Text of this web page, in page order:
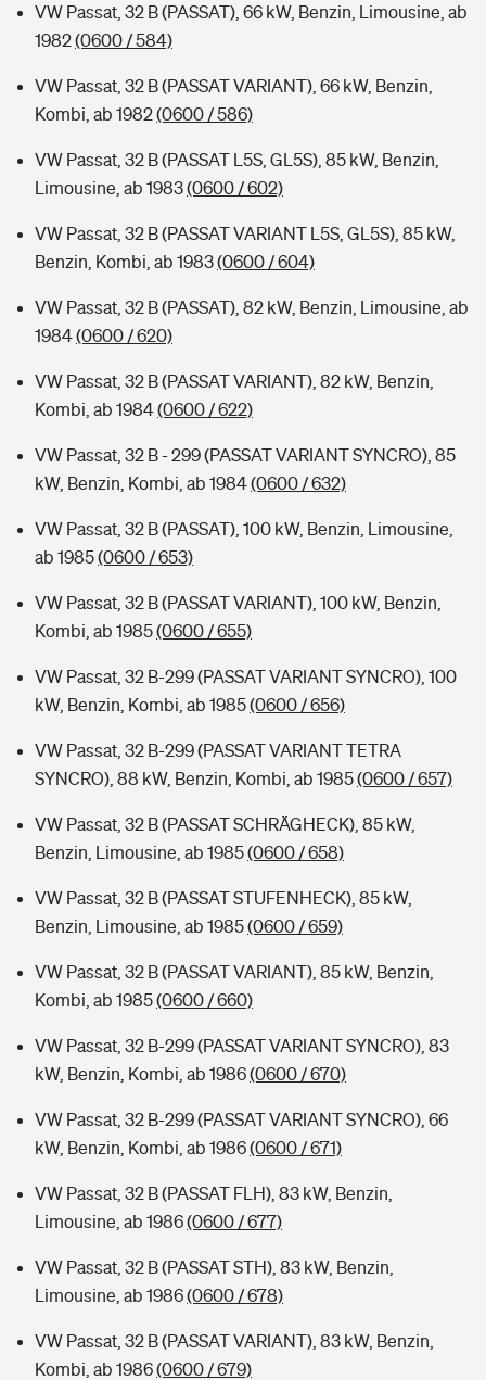
VW Passat, 32 B (PASSAT), 66 kW, Benzin, Limousine, ab
1982(0600 / 584)
VW Passat, 32 B (PASSAT VARIANT), 66 kW, Benzin,
Kombi, ab 1982(0600 / 586)
VW Passat, 32 B (PASSAT L5S, GL5S), 85 kW, Benzin,
Limousine, ab 1983(0600 / 602)
VW Passat, 32 B (PASSAT VARIANT L5S, GL5S), 85 kW,
Benzin, Kombi, ab 1983(0600 / 604)
VW Passat, 32 B (PASSAT), 82 kW, Benzin, Limousine, ab
1984(0600 / 620)
VW Passat, 32 B (PASSAT VARIANT), 82 kW, Benzin,
Kombi, ab 1984(0600 / 622)
VW Passat, 32 B - 299 (PASSAT VARIANT SYNCRO), 85
kW, Benzin, Kombi, ab 1984(0600 / 632)
VW Passat, 32 B (PASSAT), 100 kW, Benzin, Limousine,
ab 1985(0600 / 653)
VW Passat, 32 B (PASSAT VARIANT), 100 kW, Benzin,
Kombi, ab 1985(0600 / 655)
VW Passat, 32 B-299 (PASSAT VARIANT SYNCRO), 100
kW, Benzin, Kombi, ab 1985(0600 / 656)
VW Passat, 32 B-299 (PASSAT VARIANT TETRA
SYNCRO), 88 kW, Benzin, Kombi, ab 1985(0600 / 657)
VW Passat, 32 B (PASSAT SCHRÄGHECK), 85 kW,
Benzin, Limousine, ab 1985(0600 / 658)
VW Passat, 32 B (PASSAT STUFENHECK), 85 kW,
Benzin, Limousine, ab 1985(0600 / 659)
VW Passat, 32 B (PASSAT VARIANT), 85 kW, Benzin,
Kombi, ab 1985(0600 / 660)
VW Passat, 32 B-299 (PASSAT VARIANT SYNCRO), 83
kW, Benzin, Kombi, ab 1986(0600 / 670)
VW Passat, 32 B-299 (PASSAT VARIANT SYNCRO), 66
kW, Benzin, Kombi, ab 1986(0600 / 671)
VW Passat, 32 B (PASSAT FLH), 83 kW, Benzin,
Limousine, ab 1986(0600 / 677)
VW Passat, 32 B (PASSAT STH), 83 kW, Benzin,
Limousine, ab 1986(0600 / 678)
VW Passat, 32 B (PASSAT VARIANT), 83 kW, Benzin,
Kombi, ab 1986(0600 / 679)